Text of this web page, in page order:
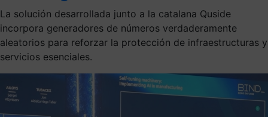
La solución desarrollada junto a la catalana Quside
incorpora generadores de números verdaderamente
aleatorios para reforzar la protección de infraestructuras y
servicios esenciales.